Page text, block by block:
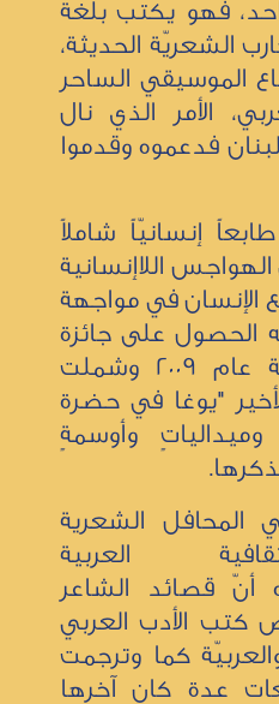
فهو يكتب بلغة
الشعريّة الحديثة،
الموسيقي الساحر
الأمر الذي نال
فدعموه وقدموا
إنسانيّاً شاملاً
اللاإنسانية
الإنسان في مواجهة
الحصول على جائزة
ناجي النعمان الثقافيّة عام 2009 وشملت
"يوغا في حضرة
وأوسمةٍ
الشعرية
العربية
أنّ قصائد الشاعر
الأدب العربي
كما وترجمت
عدة كان آخرها